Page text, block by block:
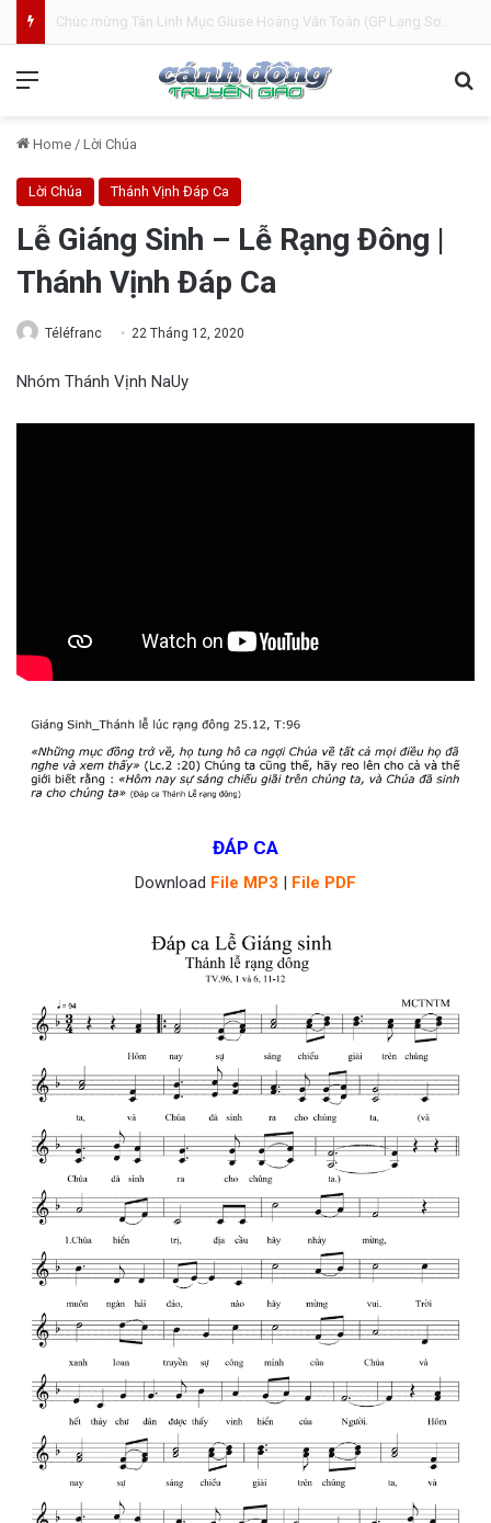
Bánh Mì Sáng | Thứ Tư 05.08 | Cung hiến thánh đường Đức Maria
Home / Lời Chúa
Lời Chúa Thánh Vịnh Đáp Ca
Lễ Giáng Sinh – Lễ Rạng Đông |
Thánh Vịnh Đáp Ca
Téléfranc 22 Tháng 12, 2020
Nhóm Thánh Vịnh NaUy
ĐÁP CA
Download File MP3 | File PDF